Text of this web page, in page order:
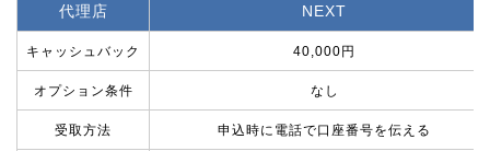
代理店 NEXT
キャッシュバック 40,000円
オプション条件 なし
受取方法 申込時に電話で口座番号を伝える